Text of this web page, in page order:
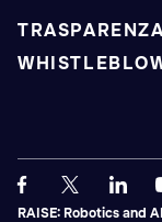
RAISE: Robotics and